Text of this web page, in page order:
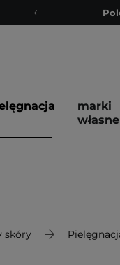
marki
własne
skóry